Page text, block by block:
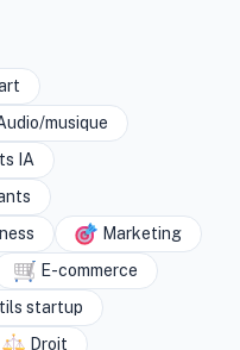
musique
IA
Marketing
E-commerce
startup
Droit